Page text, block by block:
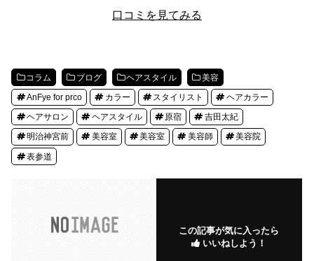
口コミを見てみる
コラム ブログ ヘアスタイル 美容
AnFye for prco カラー スタイリスト ヘアカラー
ヘアサロン ヘアスタイル 原宿 吉田太紀
明治神宮前 美容室 美容室 美容師 美容院
表参道
この記事が気に入ったら
いいねしよう！